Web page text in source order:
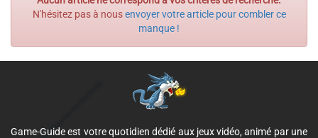
N'hésitez pas à nousenvoyer votre article pour combler ce
manque !
Game-Guide est votre quotidien dédié aux jeux vidéo, animé par une